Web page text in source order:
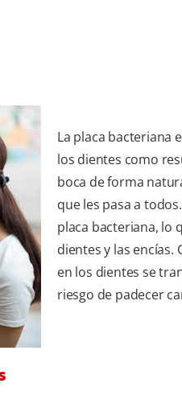
La placa bacteriana
los dientes como
boca de forma
que les pasa a
placa bacteriana, lo
dientes y las encías.
en los dientes se
riesgo de padecer